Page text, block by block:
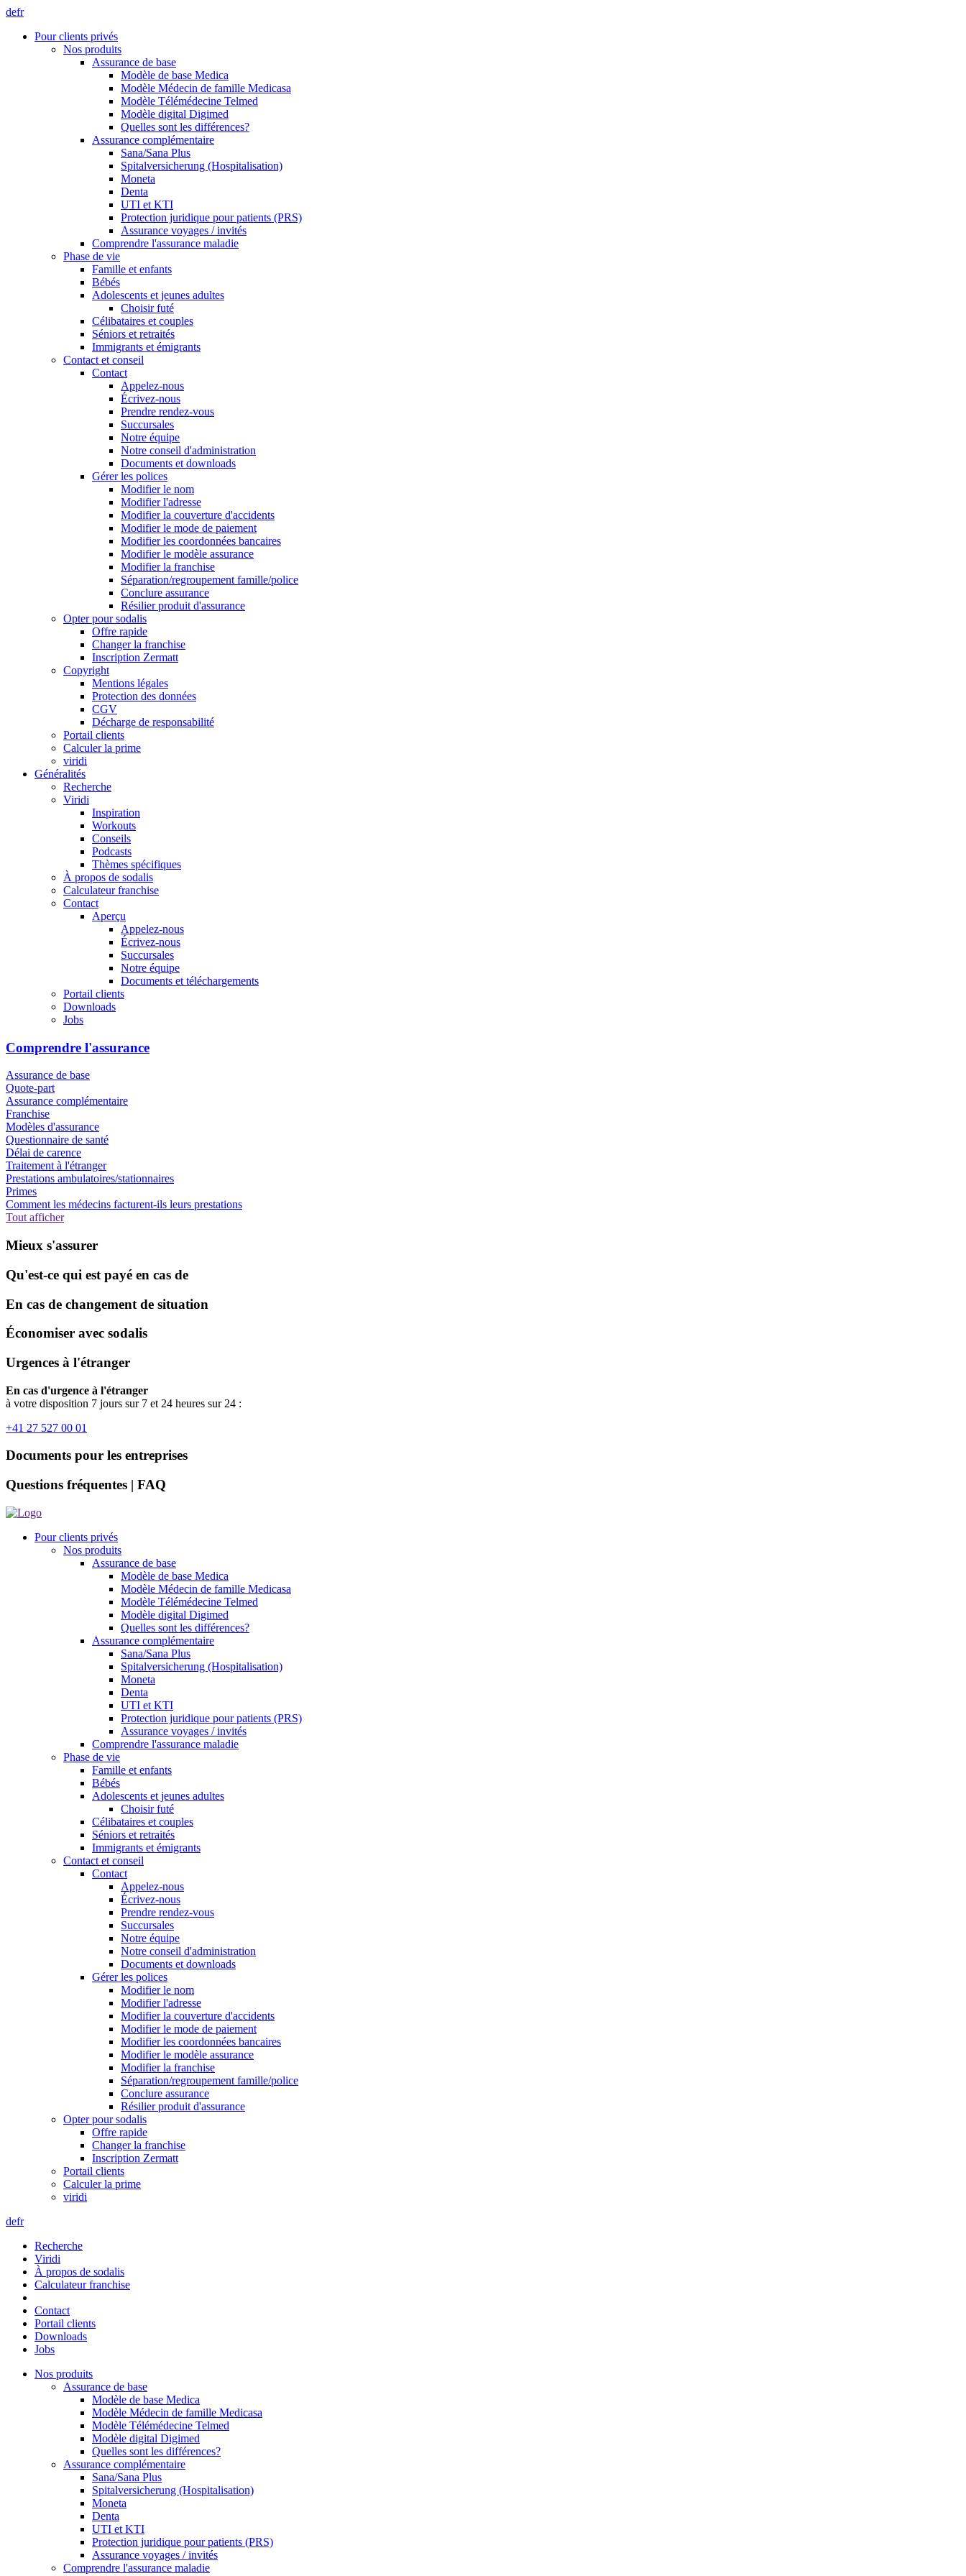
defr
Pour clients privés
Nos produits
Assurance de base
Modèle de base Medica
Modèle Médecin de famille Medicasa
Modèle Télémédecine Telmed
Modèle digital Digimed
Quelles sont les différences?
Assurance complémentaire
Sana/Sana Plus
Spitalversicherung (Hospitalisation)
Moneta
Denta
UTI et KTI
Protection juridique pour patients (PRS)
Assurance voyages / invités
Comprendre l'assurance maladie
Phase de vie
Famille et enfants
Bébés
Adolescents et jeunes adultes
Choisir futé
Célibataires et couples
Séniors et retraités
Immigrants et émigrants
Contact et conseil
Contact
Appelez-nous
Écrivez-nous
Prendre rendez-vous
Succursales
Notre équipe
Notre conseil d'administration
Documents et downloads
Gérer les polices
Modifier le nom
Modifier l'adresse
Modifier la couverture d'accidents
Modifier le mode de paiement
Modifier les coordonnées bancaires
Modifier le modèle assurance
Modifier la franchise
Séparation/regroupement famille/police
Conclure assurance
Résilier produit d'assurance
Opter pour sodalis
Offre rapide
Changer la franchise
Inscription Zermatt
Copyright
Mentions légales
Protection des données
CGV
Décharge de responsabilité
Portail clients
Calculer la prime
viridi
Généralités
Recherche
Viridi
Inspiration
Workouts
Conseils
Podcasts
Thèmes spécifiques
À propos de sodalis
Calculateur franchise
Contact
Aperçu
Appelez-nous
Écrivez-nous
Succursales
Notre équipe
Documents et téléchargements
Portail clients
Downloads
Jobs
Comprendre l'assurance
Assurance de base
Quote-part
Assurance complémentaire
Franchise
Modèles d'assurance
Questionnaire de santé
Délai de carence
Traitement à l'étranger
Prestations ambulatoires/stationnaires
Primes
Comment les médecins facturent-ils leurs prestations
Tout afficher
Mieux s'assurer
Qu'est-ce qui est payé en cas de
En cas de changement de situation
Économiser avec sodalis
Urgences à l'étranger
En cas d'urgence à l'étranger
à votre disposition 7 jours sur 7 et 24 heures sur 24 :
+41 27 527 00 01
Documents pour les entreprises
Questions fréquentes | FAQ
Pour clients privés
Nos produits
Assurance de base
Modèle de base Medica
Modèle Médecin de famille Medicasa
Modèle Télémédecine Telmed
Modèle digital Digimed
Quelles sont les différences?
Assurance complémentaire
Sana/Sana Plus
Spitalversicherung (Hospitalisation)
Moneta
Denta
UTI et KTI
Protection juridique pour patients (PRS)
Assurance voyages / invités
Comprendre l'assurance maladie
Phase de vie
Famille et enfants
Bébés
Adolescents et jeunes adultes
Choisir futé
Célibataires et couples
Séniors et retraités
Immigrants et émigrants
Contact et conseil
Contact
Appelez-nous
Écrivez-nous
Prendre rendez-vous
Succursales
Notre équipe
Notre conseil d'administration
Documents et downloads
Gérer les polices
Modifier le nom
Modifier l'adresse
Modifier la couverture d'accidents
Modifier le mode de paiement
Modifier les coordonnées bancaires
Modifier le modèle assurance
Modifier la franchise
Séparation/regroupement famille/police
Conclure assurance
Résilier produit d'assurance
Opter pour sodalis
Offre rapide
Changer la franchise
Inscription Zermatt
Portail clients
Calculer la prime
viridi
defr
Recherche
Viridi
À propos de sodalis
Calculateur franchise
Contact
Portail clients
Downloads
Jobs
Nos produits
Assurance de base
Modèle de base Medica
Modèle Médecin de famille Medicasa
Modèle Télémédecine Telmed
Modèle digital Digimed
Quelles sont les différences?
Assurance complémentaire
Sana/Sana Plus
Spitalversicherung (Hospitalisation)
Moneta
Denta
UTI et KTI
Protection juridique pour patients (PRS)
Assurance voyages / invités
Comprendre l'assurance maladie